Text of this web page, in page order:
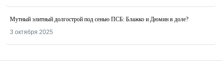
Мутный элитный долгострой под сенью ПСБ: Блажко и Дюмин в доле?
3 октября 2025